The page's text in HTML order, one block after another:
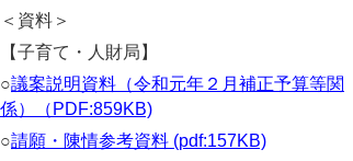
＜資料＞
【子育て・人財局】
○議案説明資料（令和元年２月補正予算等関
係）（PDF:859KB)
○請願・陳情参考資料 (pdf:157KB)